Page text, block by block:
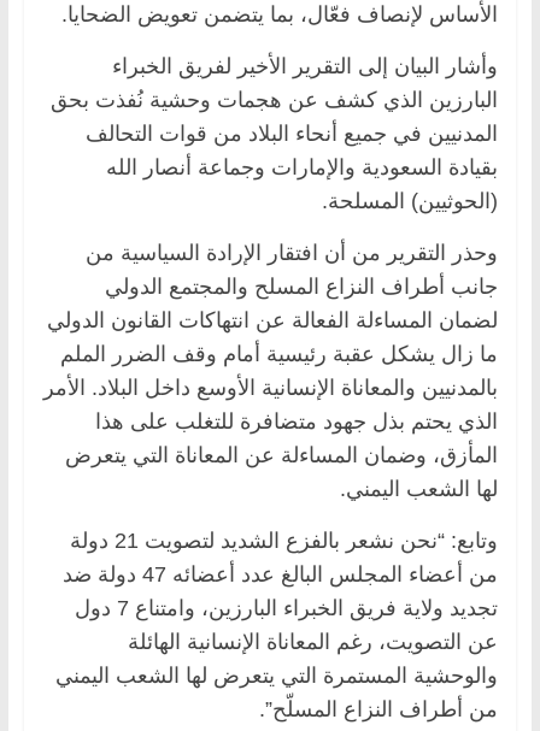
الأساس لإنصاف فعّال، بما يتضمن تعويض الضحايا.
وأشار البيان إلى التقرير الأخير لفريق الخبراء
البارزين الذي كشف عن هجمات وحشية نُفذت بحق
المدنيين في جميع أنحاء البلاد من قوات التحالف
بقيادة السعودية والإمارات وجماعة أنصار الله
(الحوثيين) المسلحة.
وحذر التقرير من أن افتقار الإرادة السياسية من
جانب أطراف النزاع المسلح والمجتمع الدولي
لضمان المساءلة الفعالة عن انتهاكات القانون الدولي
ما زال يشكل عقبة رئيسية أمام وقف الضرر الملم
بالمدنيين والمعاناة الإنسانية الأوسع داخل البلاد. الأمر
الذي يحتم بذل جهود متضافرة للتغلب على هذا
المأزق، وضمان المساءلة عن المعاناة التي يتعرض
لها الشعب اليمني.
وتابع: “نحن نشعر بالفزع الشديد لتصويت 21 دولة
من أعضاء المجلس البالغ عدد أعضائه 47 دولة ضد
تجديد ولاية فريق الخبراء البارزين، وامتناع 7 دول
عن التصويت، رغم المعاناة الإنسانية الهائلة
والوحشية المستمرة التي يتعرض لها الشعب اليمني
من أطراف النزاع المسلّح”.